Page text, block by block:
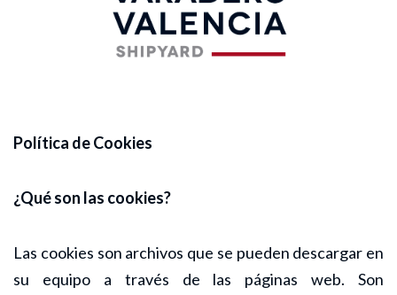
Política de Cookies
¿Qué son las cookies?
Las cookies son archivos que se pueden descargar en
su equipo a través de las páginas web. Son